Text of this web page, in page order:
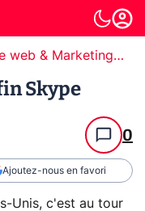
Site web & Marketing Digital
Skype
0
Ajoutez-nous en favori
Unis, c'est au tour